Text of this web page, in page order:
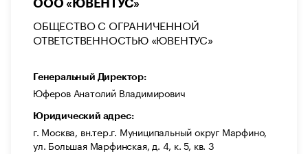
ООО «ЮВЕНТУС»
ОБЩЕСТВО С ОГРАНИЧЕННОЙ
ОТВЕТСТВЕННОСТЬЮ «ЮВЕНТУС»
Генеральный Директор:
Юферов Анатолий Владимирович
Юридический адрес:
г. Москва, вн.тер.г. Муниципальный округ Марфино,
ул. Большая Марфинская, д. 4, к. 5, кв. 3